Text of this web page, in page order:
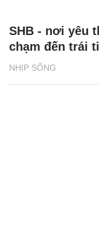
NHỊP SỐNG
SHB - nơi yêu
chạm đến trái